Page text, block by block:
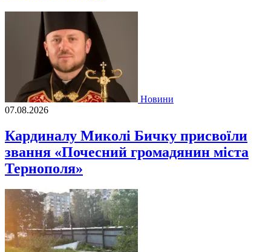
Новини
07.08.2026
Кардиналу Миколі Бичку присвоїли
звання «Почесний громадянин міста
Тернополя»